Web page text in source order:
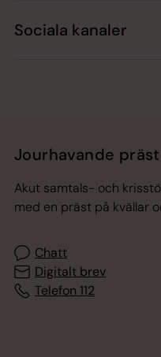
Sociala kanaler
Jourhavande präst
Akut samtals- och
med en präst på kvällar
Chatt
Digitalt brev
Telefon 112